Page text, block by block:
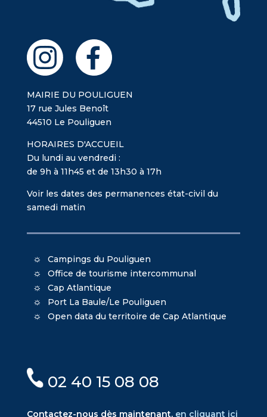
MAIRIE DU POULIGUEN
17 rue Jules Benoît
44510 Le Pouliguen
HORAIRES D'ACCUEIL
Du lundi au vendredi :
de 9h à 11h45 et de 13h30 à 17h
Voir les dates des permanences état-civil du
samedi matin
Campings du Pouliguen
Office de tourisme intercommunal
Cap Atlantique
Port La Baule/Le Pouliguen
Open data du territoire de Cap Atlantique
02 40 15 08 08
Contactez-nous dès maintenant, en cliquant ici